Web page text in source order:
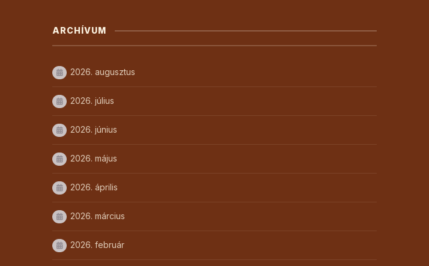
ARCHÍVUM
2026. augusztus
2026. július
2026. június
2026. május
2026. április
2026. március
2026. február